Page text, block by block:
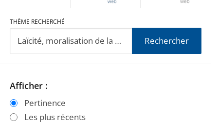
THÈME RECHERCHÉ
Rechercher
Passer
les
filtres
Passer
les
filtres
Afficher :
Pertinence
Les plus récents